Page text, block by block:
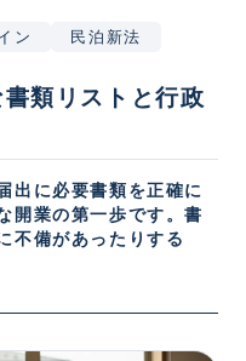
ン 民泊新法
類リストと行政
出に必要書類を正確に
開業の第一歩です。書
不備があったりする